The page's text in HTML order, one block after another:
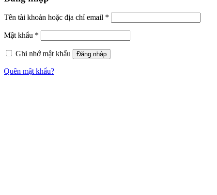
Tên tài khoản hoặc địa chỉ email *
Mật khẩu *
Ghi nhớ mật khẩu Đăng nhập
Quên mật khẩu?